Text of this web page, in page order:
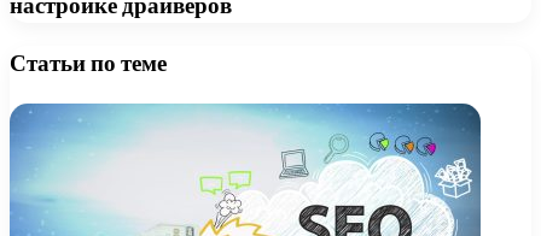
Статьи по теме